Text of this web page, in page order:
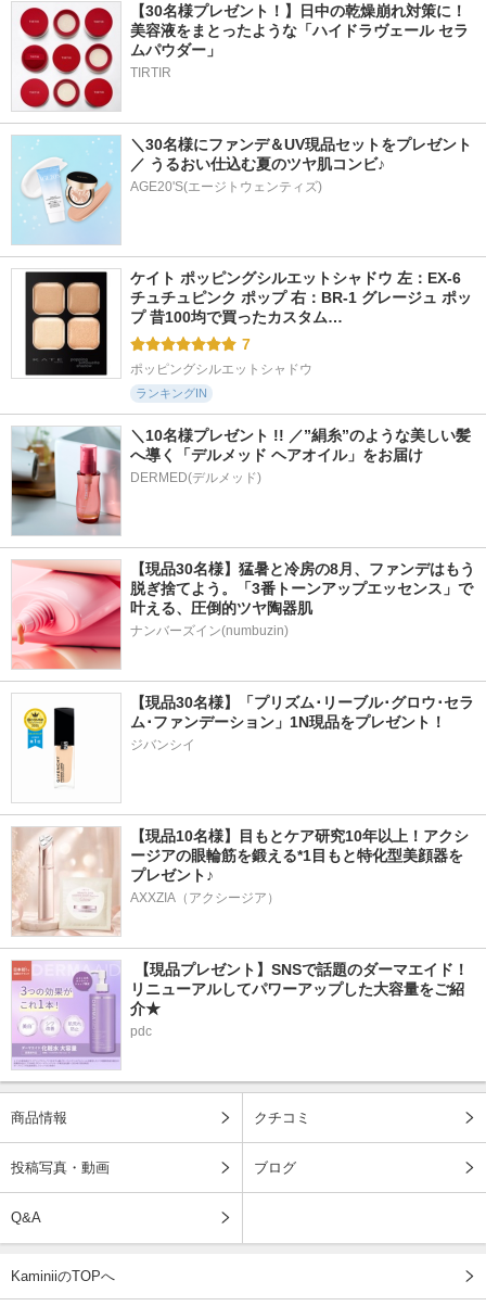
【30名様プレゼント！】日中の乾燥崩れ対策に！
美容液をまとったような「ハイドラヴェール セラ
ムパウダー」
TIRTIR
＼30名様にファンデ＆UV現品セットをプレゼント
／ うるおい仕込む夏のツヤ肌コンビ♪
AGE20'S(エージトウェンティズ)
ケイト ポッピングシルエットシャドウ 左：EX-6
チュチュピンク ポップ 右：BR-1 グレージュ ポッ
プ 昔100均で買ったカスタム…
7
ポッピングシルエットシャドウ
ランキングIN
＼10名様プレゼント !! ／”絹糸”のような美しい髪
へ導く「デルメッド ヘアオイル」をお届け
DERMED(デルメッド)
【現品30名様】猛暑と冷房の8月、ファンデはもう
脱ぎ捨てよう。「3番トーンアップエッセンス」で
叶える、圧倒的ツヤ陶器肌
ナンバーズイン(numbuzin)
【現品30名様】「プリズム･リーブル･グロウ･セラ
ジバンシイ
【現品10名様】目もとケア研究10年以上！アクシ
ージアの眼輪筋を鍛える*1目もと特化型美顔器を
プレゼント♪
AXXZIA（アクシージア）
【現品プレゼント】SNSで話題のダーマエイド！
リニューアルしてパワーアップした大容量をご紹
介★
pdc
商品情報 クチコミ
投稿写真・動画 ブログ
Q&A
KaminiiのTOPへ